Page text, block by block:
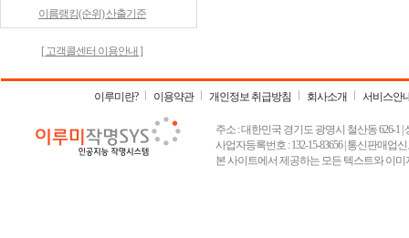
이름랭킹(순위) 산출기준
[ 고객콜센터 이용안내 ]
이루미란? 이용약관 개인정보 취급방침 회사소개 서비스안
주소 : 대한민국 경기도 광명시 철산동 626-1 |
사업자등록번호 : 132-15-83656 | 통신판매업
본 사이트에서 제공하는 모든 텍스트와 이